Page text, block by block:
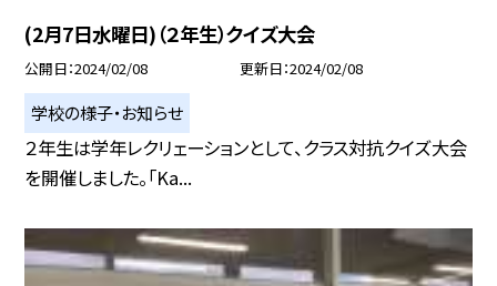
(2月7日水曜日)（２年生）クイズ大会
公開日 2024/02/08 更新日 2024/02/08
学校の様子・お知らせ
２年生は学年レクリェーションとして、クラス対抗クイズ大会
を開催しました。「Ka...